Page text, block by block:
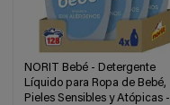
NORIT Bebé - Detergente
Líquido para Ropa de Bebé,
Pieles Sensibles y Atópicas -